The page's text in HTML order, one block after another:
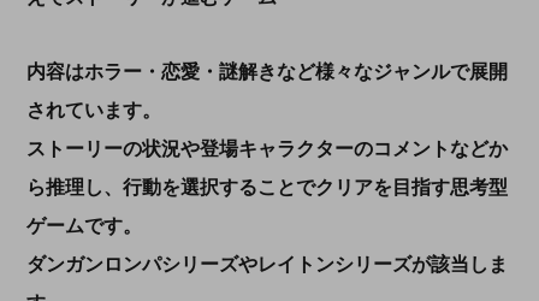
内容はホラー・恋愛・謎解きなど様々なジャンルで展開
されています。
ストーリーの状況や登場キャラクターのコメントなどか
ら推理し、行動を選択することでクリアを目指す思考型
ゲームです。
ダンガンロンパシリーズやレイトンシリーズが該当しま